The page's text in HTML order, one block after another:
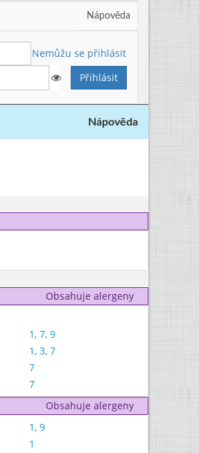
Nápověda
Nemůžu se přihlásit
Nápověda
Obsahuje alergeny
1, 7, 9
1, 3, 7
7
7
Obsahuje alergeny
1, 9
1